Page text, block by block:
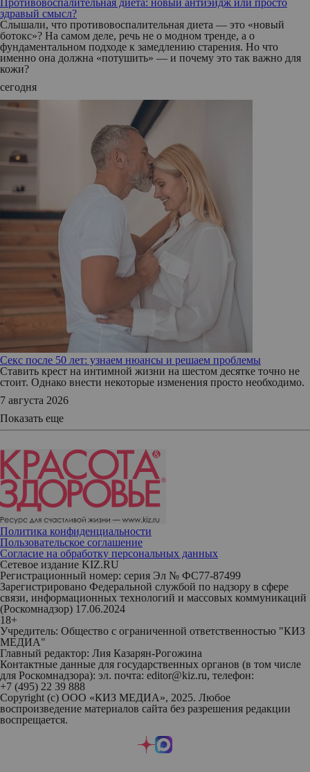
здравый смысл?
Слышали, что противовоспалительная диета — это «новый
ботокс»? На самом деле, речь не о модном тренде, а о
фундаментальном подходе к замедлению старения. Но что
именно она должна «потушить» — и почему это так важно для
кожи?
сегодня
Секс после 50 лет: узнаем нюансы и решаем проблемы
Ставить крест на интимной жизни на шестом десятке точно не
стоит. Однако внести некоторые изменения просто необходимо.
7 августа 2026
Показать еще
Политика конфиденциальности
Пользовательское соглашение
Согласие на обработку персональных данных
Сетевое издание KIZ.RU
Регистрационный номер: серия Эл № ФС77-87499
Зарегистрировано Федеральной службой по надзору в сфере
связи, информационных технологий и массовых коммуникаций
(Роскомнадзор) 17.06.2024
18+
Учредитель: Общество с ограниченной ответственностью "КИЗ
МЕДИА"
Главный редактор: Лия Казарян-Рогожина
Контактные данные для государственных органов (в том числе
для Роскомнадзора): эл. почта: editor@kiz.ru, телефон:
+7 (495) 22 39 888
Copyright (с) ООО «КИЗ МЕДИА», 2025. Любое
воспроизведение материалов сайта без разрешения редакции
воспрещается.